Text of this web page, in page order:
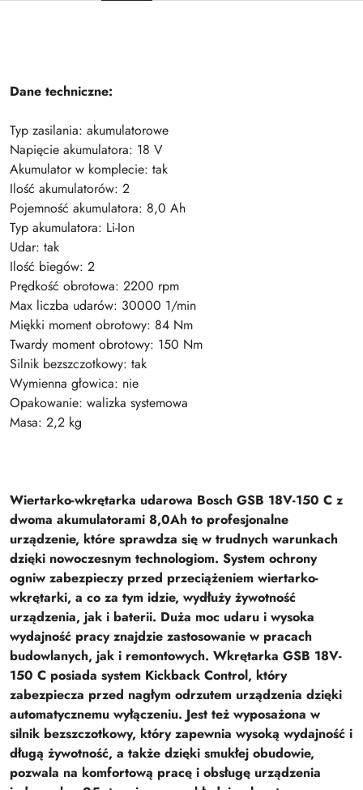
Dane techniczne:
Typ zasilania: akumulatorowe
Napięcie akumulatora: 18 V
Akumulator w komplecie: tak
Ilość akumulatorów: 2
Pojemność akumulatora: 8,0 Ah
Typ akumulatora: Li-Ion
Udar: tak
Ilość biegów: 2
Prędkość obrotowa: 2200 rpm
Max liczba udarów: 30000 1/min
Miękki moment obrotowy: 84 Nm
Twardy moment obrotowy: 150 Nm
Silnik bezszczotkowy: tak
Wymienna głowica: nie
Opakowanie: walizka systemowa
Masa: 2,2 kg
Wiertarko-wkrętarka udarowa Bosch GSB 18V-150 C z
dwoma akumulatorami 8,0Ah to profesjonalne
urządzenie, które sprawdza się w trudnych warunkach
dzięki nowoczesnym technologiom. System ochrony
ogniw zabezpieczy przed przeciążeniem wiertarko-
wkrętarki, a co za tym idzie, wydłuży żywotność
urządzenia, jak i baterii. Duża moc udaru i wysoka
wydajność pracy znajdzie zastosowanie w pracach
budowlanych, jak i remontowych. Wkrętarka GSB 18V-
150 C posiada system Kickback Control, który
zabezpiecza przed nagłym odrzutem urządzenia dzięki
automatycznemu wyłączeniu. Jest też wyposażona w
silnik bezszczotkowy, który zapewnia wysoką wydajność i
długą żywotność, a także dzięki smukłej obudowie,
pozwala na komfortową pracę i obsługę urządzenia